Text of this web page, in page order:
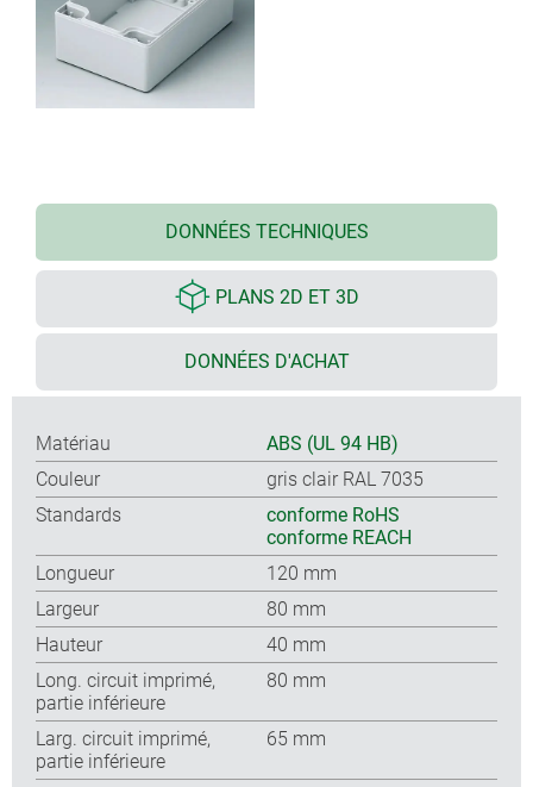
DONNÉES TECHNIQUES
PLANS 2D ET 3D
DONNÉES D'ACHAT
Matériau
ABS (UL 94 HB)
Couleur
gris clair RAL 7035
Standards
conforme RoHS
conforme REACH
Longueur
120 mm
Largeur
80 mm
Hauteur
40 mm
Long. circuit imprimé,
partie inférieure
80 mm
Larg. circuit imprimé,
partie inférieure
65 mm